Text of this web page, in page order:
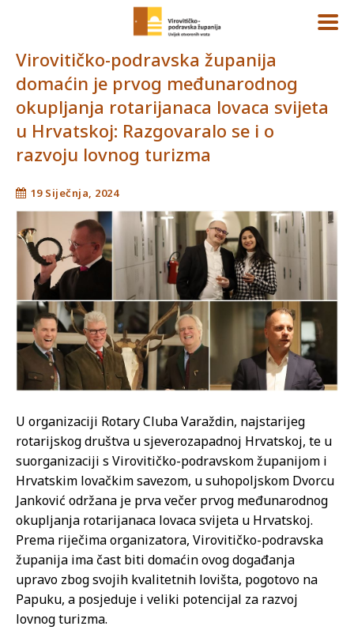
Virovitičko-podravska županija
domaćin je prvog međunarodnog
okupljanja rotarijanaca lovaca svijeta
u Hrvatskoj: Razgovaralo se i o
razvoju lovnog turizma
19 Siječnja, 2024
U organizaciji Rotary Cluba Varaždin, najstarijeg
rotarijskog društva u sjeverozapadnoj Hrvatskoj, te u
suorganizaciji s Virovitičko-podravskom županijom i
Hrvatskim lovačkim savezom, u suhopoljskom Dvorcu
Janković održana je prva večer prvog međunarodnog
okupljanja rotarijanaca lovaca svijeta u Hrvatskoj.
Prema riječima organizatora, Virovitičko-podravska
županija ima čast biti domaćin ovog događanja
upravo zbog svojih kvalitetnih lovišta, pogotovo na
Papuku, a posjeduje i veliki potencijal za razvoj
lovnog turizma.